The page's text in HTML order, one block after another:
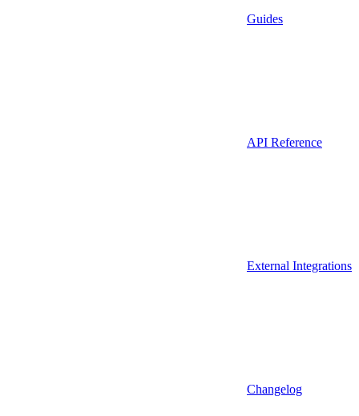
Guides
API Reference
External Integrations
Changelog